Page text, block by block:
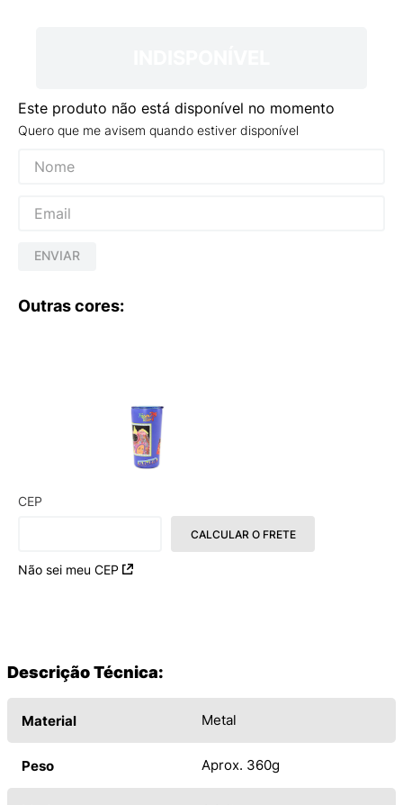
Este produto não está disponível no momento
Quero que me avisem quando estiver disponível
ENVIAR
Outras cores:
CEP
Não sei meu CEP
CALCULAR O FRETE
Descrição Técnica:
Material Metal
Peso Aprox. 360g